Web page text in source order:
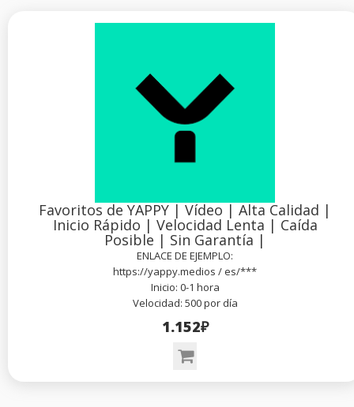
Favoritos de YAPPY | Vídeo | Alta Calidad |
Inicio Rápido | Velocidad Lenta | Caída
Posible | Sin Garantía |
ENLACE DE EJEMPLO:
https://yappy.medios / es/***
Inicio: 0-1 hora
Velocidad: 500 por día
1.152₽